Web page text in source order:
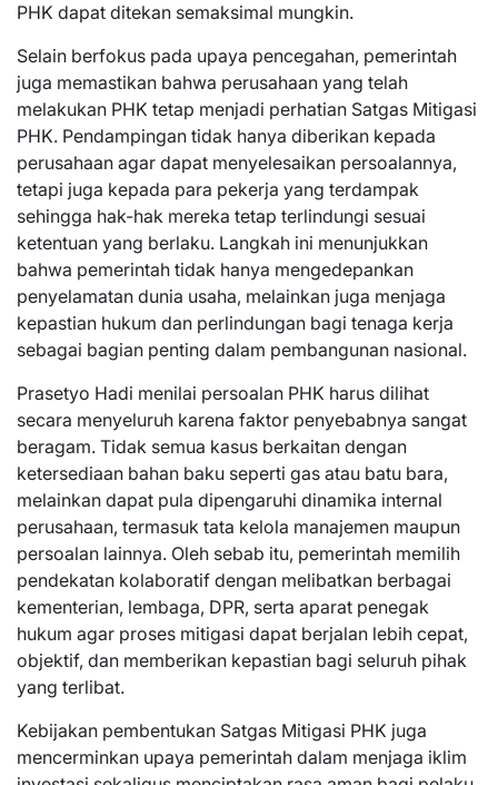
PHK dapat ditekan semaksimal mungkin.
Selain berfokus pada upaya pencegahan, pemerintah
juga memastikan bahwa perusahaan yang telah
melakukan PHK tetap menjadi perhatian Satgas Mitigasi
PHK. Pendampingan tidak hanya diberikan kepada
perusahaan agar dapat menyelesaikan persoalannya,
tetapi juga kepada para pekerja yang terdampak
sehingga hak-hak mereka tetap terlindungi sesuai
ketentuan yang berlaku. Langkah ini menunjukkan
bahwa pemerintah tidak hanya mengedepankan
penyelamatan dunia usaha, melainkan juga menjaga
kepastian hukum dan perlindungan bagi tenaga kerja
sebagai bagian penting dalam pembangunan nasional.
Prasetyo Hadi menilai persoalan PHK harus dilihat
secara menyeluruh karena faktor penyebabnya sangat
beragam. Tidak semua kasus berkaitan dengan
ketersediaan bahan baku seperti gas atau batu bara,
melainkan dapat pula dipengaruhi dinamika internal
perusahaan, termasuk tata kelola manajemen maupun
persoalan lainnya. Oleh sebab itu, pemerintah memilih
pendekatan kolaboratif dengan melibatkan berbagai
kementerian, lembaga, DPR, serta aparat penegak
hukum agar proses mitigasi dapat berjalan lebih cepat,
objektif, dan memberikan kepastian bagi seluruh pihak
yang terlibat.
Kebijakan pembentukan Satgas Mitigasi PHK juga
mencerminkan upaya pemerintah dalam menjaga iklim